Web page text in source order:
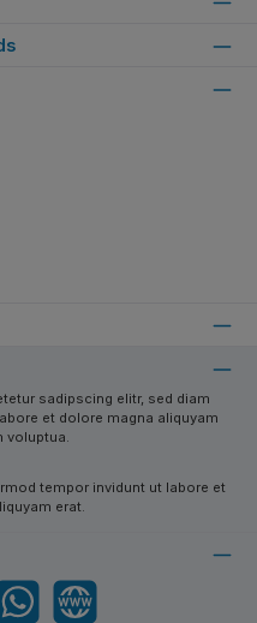
sadipscing elitr, sed diam
et dolore magna aliquyam
voluptua.
tempor invidunt ut labore et
erat.
Website